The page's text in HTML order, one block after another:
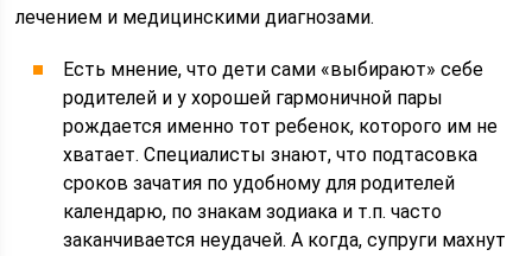
лечением и медицинскими диагнозами.
Есть мнение, что дети сами «выбирают» себе
родителей и у хорошей гармоничной пары
рождается именно тот ребенок, которого им не
хватает. Специалисты знают, что подтасовка
сроков зачатия по удобному для родителей
календарю, по знакам зодиака и т.п. часто
заканчивается неудачей. А когда, супруги махнут